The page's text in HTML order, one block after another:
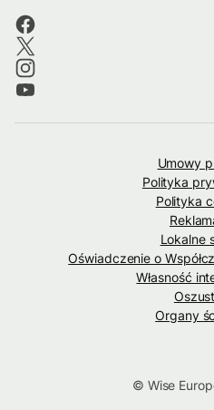
Umowy
Polityka
Polityka
Lokalne
Oświadczenie o
Własność
Organy
© Wise